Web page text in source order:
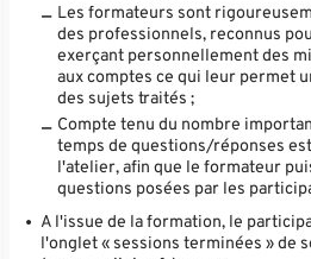
Les formateurs sont
des professionnels, reconnus
exerçant personnellement des
aux comptes ce qui leur permet
des sujets traités ;
Compte tenu du nombre
temps de questions/réponses
l'atelier, afin que le formateur
questions posées par les
A l'issue de la formation, le
l'onglet « sessions terminées » de